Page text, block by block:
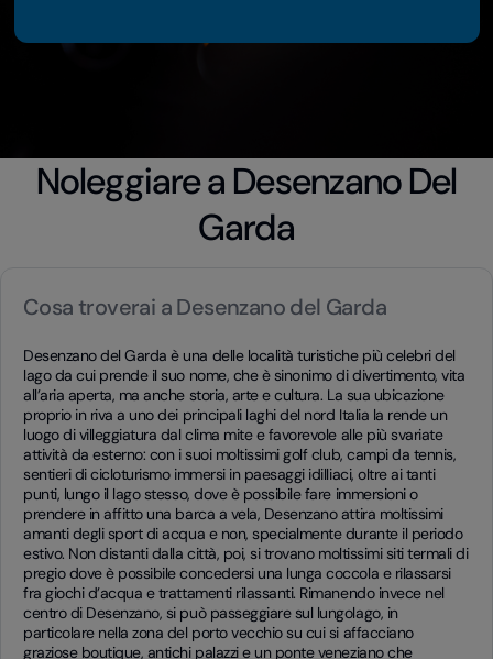
Noleggiare a Desenzano Del
Garda
Cosa troverai a Desenzano del Garda
Desenzano del Garda è una delle località turistiche più celebri del
lago da cui prende il suo nome, che è sinonimo di divertimento, vita
all’aria aperta, ma anche storia, arte e cultura. La sua ubicazione
proprio in riva a uno dei principali laghi del nord Italia la rende un
luogo di villeggiatura dal clima mite e favorevole alle più svariate
attività da esterno: con i suoi moltissimi golf club, campi da tennis,
sentieri di cicloturismo immersi in paesaggi idilliaci, oltre ai tanti
punti, lungo il lago stesso, dove è possibile fare immersioni o
prendere in affitto una barca a vela, Desenzano attira moltissimi
amanti degli sport di acqua e non, specialmente durante il periodo
estivo. Non distanti dalla città, poi, si trovano moltissimi siti termali di
pregio dove è possibile concedersi una lunga coccola e rilassarsi
fra giochi d’acqua e trattamenti rilassanti. Rimanendo invece nel
centro di Desenzano, si può passeggiare sul lungolago, in
particolare nella zona del porto vecchio su cui si affacciano
graziose boutique, antichi palazzi e un ponte veneziano che